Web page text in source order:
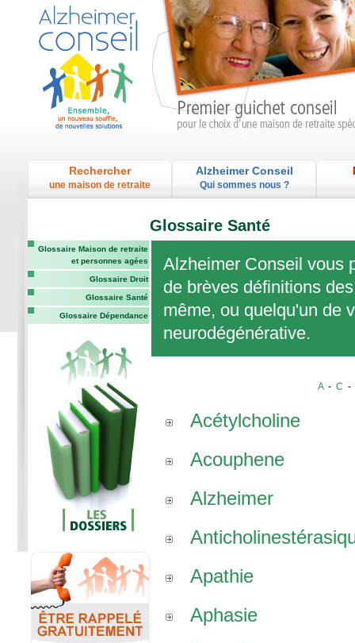
Rechercher
une maison de retraite
Alzheimer Conseil
Qui sommes nous ?
Glossaire Santé
Glossaire Maison de retraite
et personnes agées
Glossaire Droit
Glossaire Santé
Glossaire Dépendance
Alzheimer Conseil vous
de brèves définitions
même, ou quelqu'un de
neurodégénérative.
A- C -
Acétylcholine
Acouphene
Alzheimer
Apathie
Aphasie